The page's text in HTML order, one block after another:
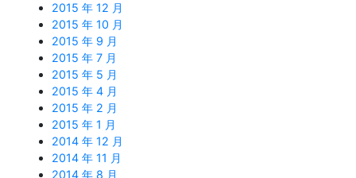
2015 年 12 月
2015 年 10 月
2015 年 9 月
2015 年 7 月
2015 年 5 月
2015 年 4 月
2015 年 2 月
2015 年 1 月
2014 年 12 月
2014 年 11 月
2014 年 8 月